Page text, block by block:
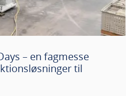
– en fagmesse
til